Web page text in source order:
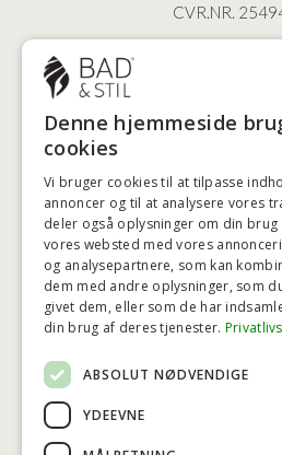
CVR.NR.
2100 KØBENHAVN
+45 3920
HØJESTE
Denne hjemmeside
cookies
Vi bruger cookies til at tilpasse
annoncer og til at analysere vores
deler også oplysninger om din brug
vores websted med vores
og analysepartnere, som kan
dem med andre oplysninger, som
givet dem, eller som de har
din brug af deres tjenester.
ABSOLUT NØDVENDIGE
YDEEVNE